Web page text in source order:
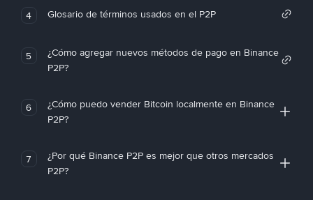
4 Glosario de términos usados en el P2P
5
¿Cómo agregar nuevos métodos de pago en Binance
P2P?
6
¿Cómo puedo vender Bitcoin localmente en Binance
P2P?
7
¿Por qué Binance P2P es mejor que otros mercados
P2P?